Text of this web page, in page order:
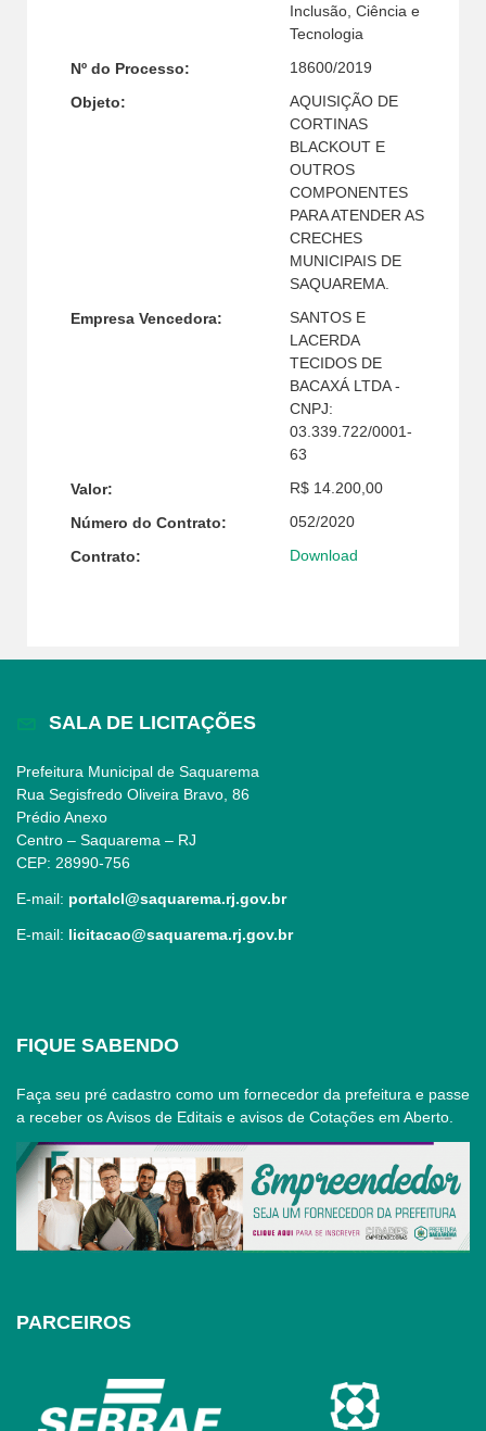
Inclusão, Ciência e
Tecnologia
Nº do Processo: 18600/2019
Objeto:
AQUISIÇÃO DE
CORTINAS
BLACKOUT E
OUTROS
COMPONENTES
PARA ATENDER AS
CRECHES
MUNICIPAIS DE
SAQUAREMA.
Empresa Vencedora:
SANTOS E
LACERDA
TECIDOS DE
BACAXÁ LTDA -
CNPJ:
03.339.722/0001-
63
Valor: R$ 14.200,00
Número do Contrato: 052/2020
Contrato: Download
SALA DE LICITAÇÕES
Prefeitura Municipal de Saquarema
Rua Segisfredo Oliveira Bravo, 86
Prédio Anexo
Centro – Saquarema – RJ
CEP: 28990-756
E-mail: portalcl@saquarema.rj.gov.br
E-mail: licitacao@saquarema.rj.gov.br
FIQUE SABENDO
Faça seu pré cadastro como um fornecedor da prefeitura e passe
a receber os Avisos de Editais e avisos de Cotações em Aberto.
PARCEIROS